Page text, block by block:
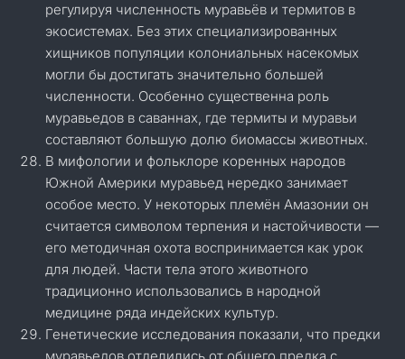
регулируя численность муравьёв и термитов в
экосистемах. Без этих специализированных
хищников популяции колониальных насекомых
могли бы достигать значительно большей
численности. Особенно существенна роль
муравьедов в саваннах, где термиты и муравьи
составляют большую долю биомассы животных.
В мифологии и фольклоре коренных народов
Южной Америки муравьед нередко занимает
особое место. У некоторых племён Амазонии он
считается символом терпения и настойчивости —
его методичная охота воспринимается как урок
для людей. Части тела этого животного
традиционно использовались в народной
медицине ряда индейских культур.
Генетические исследования показали, что предки